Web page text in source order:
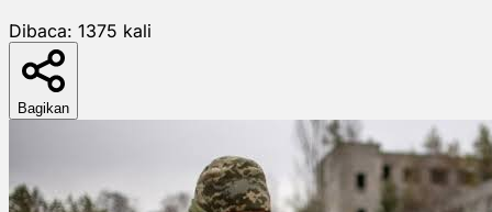
Dibaca: 1375 kali
Bagikan